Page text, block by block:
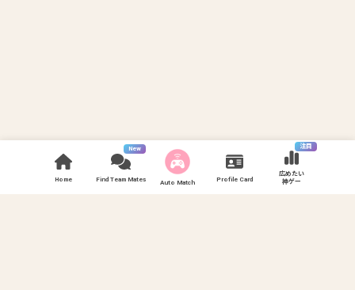
Home
New
Find Team Mates Auto Match Profile Card
注目
広めたい
神ゲー